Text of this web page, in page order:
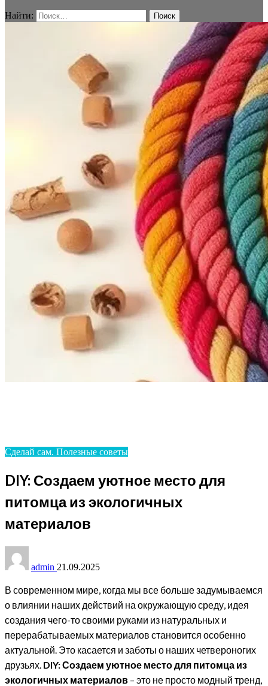
Найти:
Сделай сам. Полезные советы
DIY: Создаем уютное место для
питомца из экологичных
материалов
admin 21.09.2025
В современном мире, когда мы все больше задумываемся
о влиянии наших действий на окружающую среду, идея
создания чего-то своими руками из натуральных и
перерабатываемых материалов становится особенно
актуальной. Это касается и заботы о наших четвероногих
друзьях. DIY: Создаем уютное место для питомца из
экологичных материалов – это не просто модный тренд,